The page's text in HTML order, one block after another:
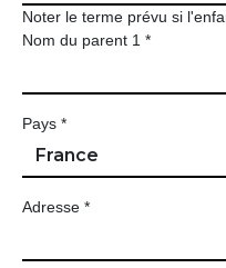
Noter le terme prévu si
Nom du parent 1 *
Pays *
Adresse *